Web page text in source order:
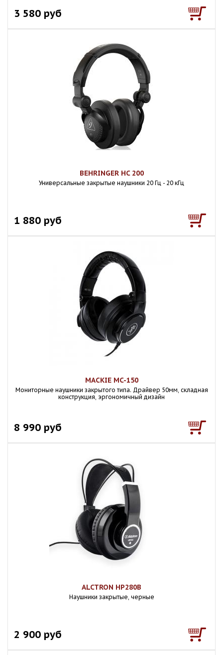
3 580 руб
BEHRINGER HC 200
Универсальные закрытые наушники 20 Гц - 20 кГц
1 880 руб
MACKIE MC-150
Мониторные наушники закрытого типа. Драйвер 50мм, складная
конструкция, эргономичный дизайн
8 990 руб
ALCTRON HP280B
Наушники закрытые, черные
2 900 руб